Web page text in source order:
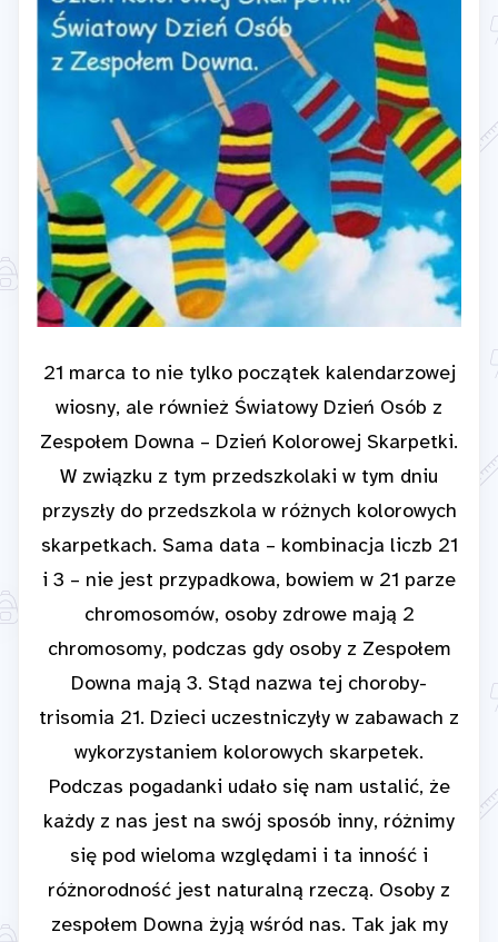
21 marca to nie tylko początek kalendarzowej
wiosny, ale również Światowy Dzień Osób z
Zespołem Downa – Dzień Kolorowej Skarpetki.
W związku z tym przedszkolaki w tym dniu
przyszły do przedszkola w różnych kolorowych
skarpetkach. Sama data – kombinacja liczb 21
i 3 – nie jest przypadkowa, bowiem w 21 parze
chromosomów, osoby zdrowe mają 2
chromosomy, podczas gdy osoby z Zespołem
Downa mają 3. Stąd nazwa tej choroby-
trisomia 21. Dzieci uczestniczyły w zabawach z
wykorzystaniem kolorowych skarpetek.
Podczas pogadanki udało się nam ustalić, że
każdy z nas jest na swój sposób inny, różnimy
się pod wieloma względami i ta inność i
różnorodność jest naturalną rzeczą. Osoby z
zespołem Downa żyją wśród nas. Tak jak my